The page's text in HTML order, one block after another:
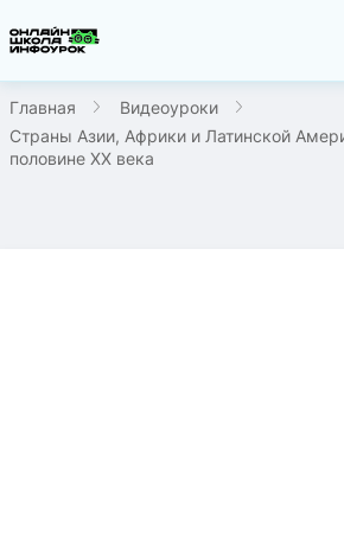
Главная
Видеоуроки
Страны Азии, Африки и Латинской
половине XX века